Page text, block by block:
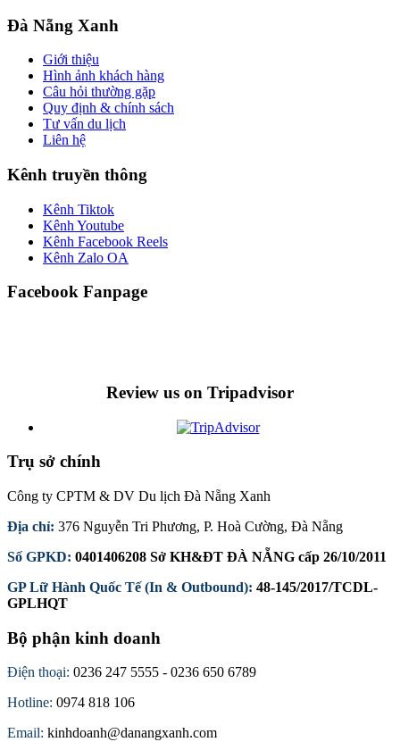
Đà Nẵng Xanh
Giới thiệu
Hình ảnh khách hàng
Câu hỏi thường gặp
Quy định & chính sách
Tư vấn du lịch
Liên hệ
Kênh truyền thông
Kênh Tiktok
Kênh Youtube
Kênh Facebook Reels
Kênh Zalo OA
Facebook Fanpage
Review us on Tripadvisor
Trụ sở chính
Công ty CPTM & DV Du lịch Đà Nẵng Xanh
Địa chỉ: 376 Nguyễn Tri Phương, P. Hoà Cường, Đà Nẵng
Số GPKD: 0401406208 Sở KH&ĐT ĐÀ NẴNG cấp 26/10/2011
GP Lữ Hành Quốc Tế (In & Outbound): 48-145/2017/TCDL-
GPLHQT
Bộ phận kinh doanh
Điện thoại: 0236 247 5555 - 0236 650 6789
Hotline: 0974 818 106
Email: kinhdoanh@danangxanh.com